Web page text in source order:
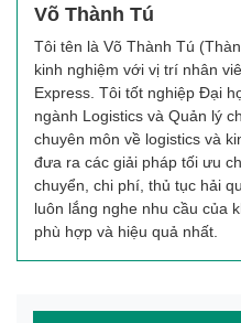
Võ Thành Tú
Tôi tên là Võ Thành Tú
kinh nghiệm với vị trí nhân
Express. Tôi tốt nghiệp Đại
ngành Logistics và Quản lý
chuyên môn về logistics và
đưa ra các giải pháp tối ưu
chuyển, chi phí, thủ tục hải
luôn lắng nghe nhu cầu của
phù hợp và hiệu quả nhất.